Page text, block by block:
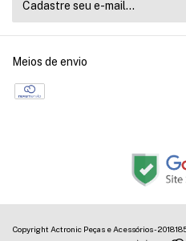
Meios de envio
Copyright Actronic Peças e Acessórios -